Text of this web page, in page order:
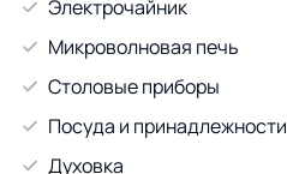
Электрочайник
Микроволновая печь
Столовые приборы
Посуда и принадлежности
Духовка